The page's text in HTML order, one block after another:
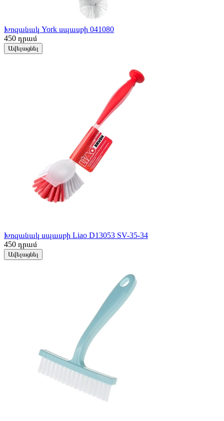
Խոզանակ York սպասքի 041080
450 դրամ
Ավելացնել
Խոզանակ սպասքի Liao D13053 SV-35-34
450 դրամ
Ավելացնել